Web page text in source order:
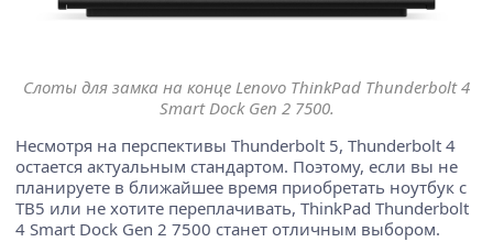
Слоты для замка на конце Lenovo ThinkPad Thunderbolt 4
Smart Dock Gen 2 7500.
Несмотря на перспективы Thunderbolt 5, Thunderbolt 4
остается актуальным стандартом. Поэтому, если вы не
планируете в ближайшее время приобретать ноутбук с
TB5 или не хотите переплачивать, ThinkPad Thunderbolt
4 Smart Dock Gen 2 7500 станет отличным выбором.